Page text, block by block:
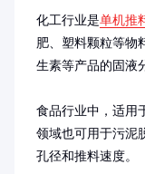
化工行业是单机推
肥、塑料颗粒等物
生素等产品的固液
食品行业中，适用
领域也可用于污泥
孔径和推料速度。